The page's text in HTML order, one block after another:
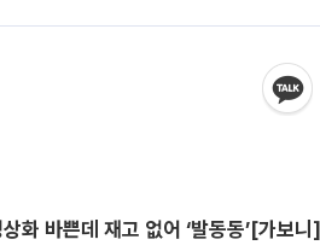
화 바쁜데 재고 없어 ‘발동동’[가보니]